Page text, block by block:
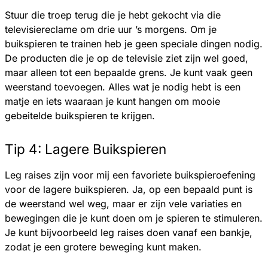
Stuur die troep terug die je hebt gekocht via die
televisiereclame om drie uur ’s morgens. Om je
buikspieren te trainen heb je geen speciale dingen nodig.
De producten die je op de televisie ziet zijn wel goed,
maar alleen tot een bepaalde grens. Je kunt vaak geen
weerstand toevoegen. Alles wat je nodig hebt is een
matje en iets waaraan je kunt hangen om mooie
gebeitelde buikspieren te krijgen.
Tip 4: Lagere Buikspieren
Leg raises zijn voor mij een favoriete buikspieroefening
voor de lagere buikspieren. Ja, op een bepaald punt is
de weerstand wel weg, maar er zijn vele variaties en
bewegingen die je kunt doen om je spieren te stimuleren.
Je kunt bijvoorbeeld leg raises doen vanaf een bankje,
zodat je een grotere beweging kunt maken.